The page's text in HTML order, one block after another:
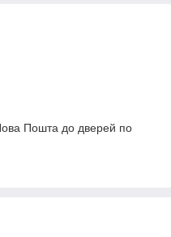
Пошта до дверей по